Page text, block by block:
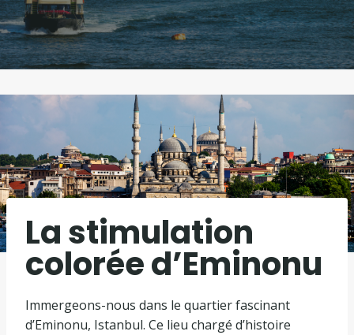
La stimulation
colorée d’Eminonu
Immergeons-nous dans le quartier fascinant
d’Eminonu, Istanbul. Ce lieu chargé d’histoire